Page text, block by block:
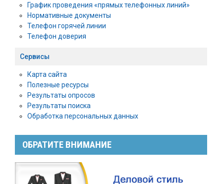
График проведения «прямых телефонных линий»
Нормативные документы
Телефон горячей линии
Телефон доверия
Сервисы
Карта сайта
Полезные ресурсы
Результаты опросов
Результаты поиска
Обработка персональных данных
ОБРАТИТЕ ВНИМАНИЕ